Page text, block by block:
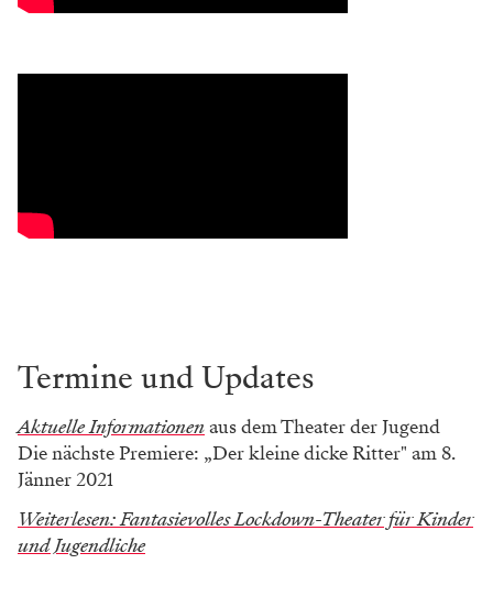
Termine und Updates
Aktuelle Informationenaus dem Theater der Jugend
Die nächste Premiere: „Der kleine dicke Ritter" am 8.
Jänner 2021
Weiterlesen: Fantasievolles Lockdown-Theater für Kinder
und Jugendliche